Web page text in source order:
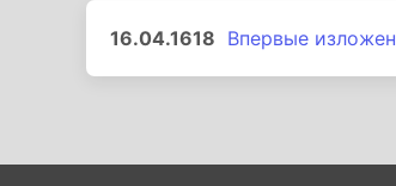
16.04.1618 Впервые